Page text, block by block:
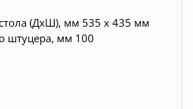
(ДхШ), мм 535 х 435 мм
штуцера, мм 100